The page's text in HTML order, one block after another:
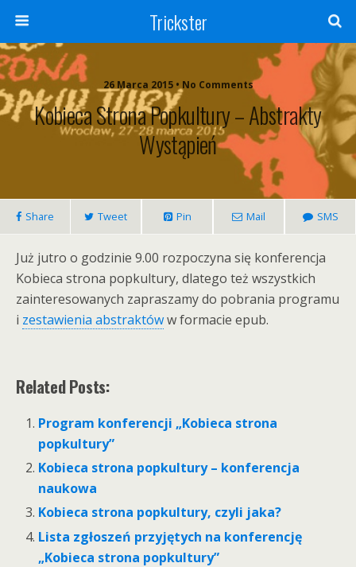
Trickster
26 Marca 2015 • No Comments
Kobieca Strona Popkultury – Abstrakty
Wystąpień
Share Tweet Pin Mail SMS
Już jutro o godzinie 9.00 rozpoczyna się konferencja
Kobieca strona popkultury, dlatego też wszystkich
zainteresowanych zapraszamy do pobrania programu
i zestawienia abstraktóww formacie epub.
Related Posts:
Program konferencji „Kobieca strona
popkultury”
Kobieca strona popkultury – konferencja
naukowa
Kobieca strona popkultury, czyli jaka?
Lista zgłoszeń przyjętych na konferencję
„Kobieca strona popkultury”